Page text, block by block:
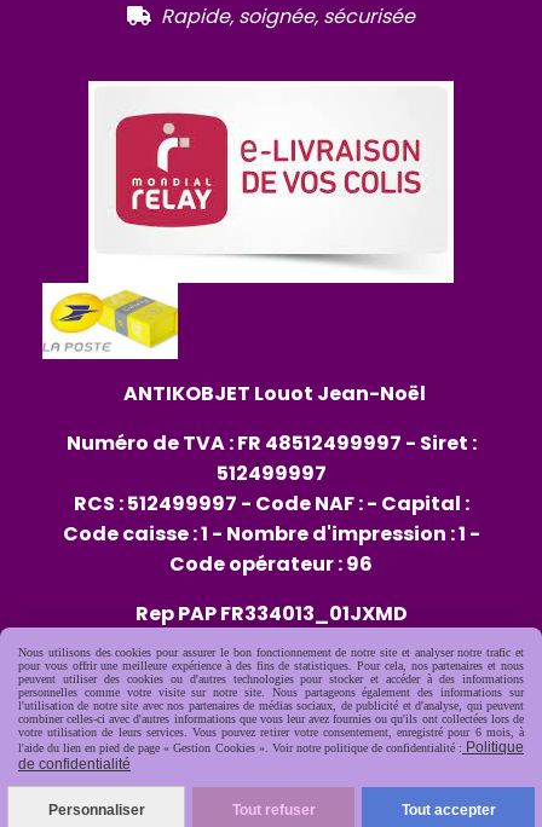
 Rapide, soignée, sécurisée
ANTIKOBJET Louot Jean-Noël
Numéro de TVA : FR 48512499997 - Siret :
512499997
RCS : 512499997 - Code NAF : - Capital :
Code caisse : 1 - Nombre d'impression : 1 -
Code opérateur : 96
Rep PAP FR334013_01JXMD
Citeo 564482
Mentions Légales
Conditions générales de vente
Politique de confidentialité
Mon Compte
Créer un site internet
Nous utilisons des cookies pour assurer le bon fonctionnement de notre site et analyser notre trafic et
pour vous offrir une meilleure expérience à des fins de statistiques. Pour cela, nos partenaires et nous
peuvent utiliser des cookies ou d'autres technologies pour stocker et accéder à des informations
personnelles comme votre visite sur notre site. Nous partageons également des informations sur
l'utilisation de notre site avec nos partenaires de médias sociaux, de publicité et d'analyse, qui peuvent
combiner celles-ci avec d'autres informations que vous leur avez fournies ou qu'ils ont collectées lors de
votre utilisation de leurs services. Vous pouvez retirer votre consentement, enregistré pour 6 mois, à
l'aide du lien en pied de page « Gestion Cookies ». Voir notre politique de confidentialité : Politique
de confidentialité
Personnaliser Tout refuser Tout accepter